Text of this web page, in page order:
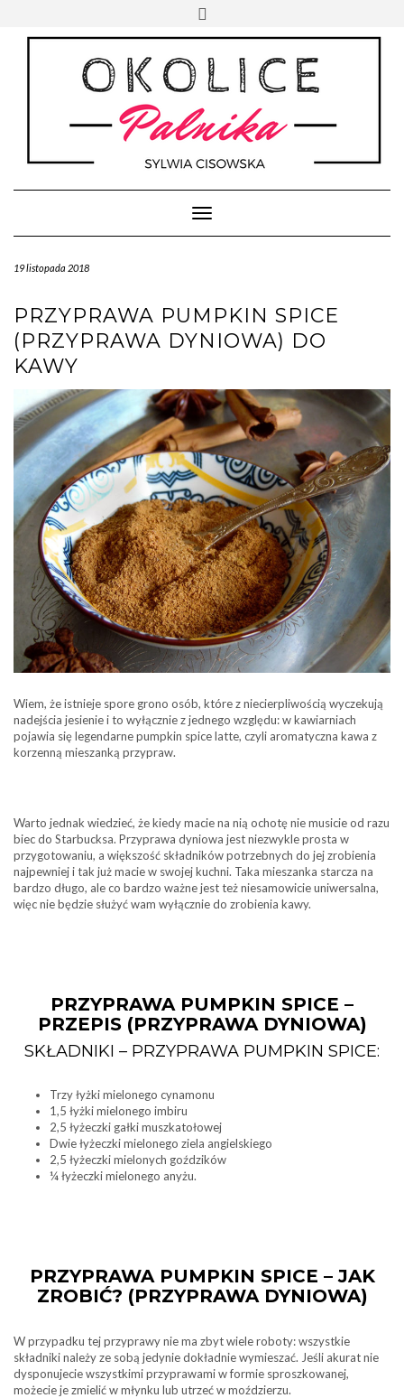
content
Toggle Navigation
19 listopada 2018
PRZYPRAWA PUMPKIN SPICE
(PRZYPRAWA DYNIOWA) DO
KAWY
Wiem, że istnieje spore grono osób, które z niecierpliwością wyczekują
nadejścia jesienie i to wyłącznie z jednego względu: w kawiarniach
pojawia się legendarne pumpkin spice latte, czyli aromatyczna kawa z
korzenną mieszanką przypraw.
Warto jednak wiedzieć, że kiedy macie na nią ochotę nie musicie od razu
biec do Starbucksa. Przyprawa dyniowa jest niezwykle prosta w
przygotowaniu, a większość składników potrzebnych do jej zrobienia
najpewniej i tak już macie w swojej kuchni. Taka mieszanka starcza na
bardzo długo, ale co bardzo ważne jest też niesamowicie uniwersalna,
więc nie będzie służyć wam wyłącznie do zrobienia kawy.
PRZYPRAWA PUMPKIN SPICE –
PRZEPIS (PRZYPRAWA DYNIOWA)
SKŁADNIKI – PRZYPRAWA PUMPKIN SPICE:
Trzy łyżki mielonego cynamonu
1,5 łyżki mielonego imbiru
2,5 łyżeczki gałki muszkatołowej
Dwie łyżeczki mielonego ziela angielskiego
2,5 łyżeczki mielonych goździków
¼ łyżeczki mielonego anyżu.
PRZYPRAWA PUMPKIN SPICE – JAK
ZROBIĆ? (PRZYPRAWA DYNIOWA)
W przypadku tej przyprawy nie ma zbyt wiele roboty: wszystkie
składniki należy ze sobą jedynie dokładnie wymieszać. Jeśli akurat nie
dysponujecie wszystkimi przyprawami w formie sproszkowanej,
możecie je zmielić w młynku lub utrzeć w moździerzu.